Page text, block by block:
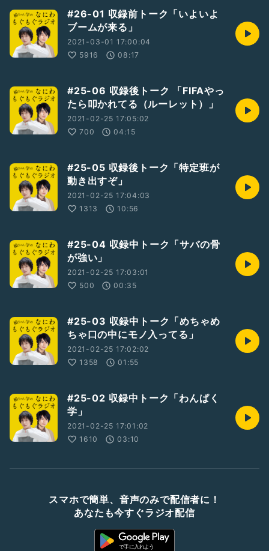
#26-01 収録前トーク「いよいよ
ブームが来る」
2021-03-01 17:00:04
5916
08:17
#25-06 収録後トーク 「FIFAやっ
たら叩かれてる（ルーレット）」
2021-02-25 17:05:02
700
04:15
#25-05 収録後トーク「特定班が
動き出すぞ」
2021-02-25 17:04:03
1313
10:56
#25-04 収録中トーク「サバの骨
が強い」
2021-02-25 17:03:01
500
00:35
#25-03 収録中トーク「めちゃめ
ちゃ口の中にモノ入ってる」
2021-02-25 17:02:02
1358
01:55
#25-02 収録中トーク「わんぱく
学」
2021-02-25 17:01:02
1610
03:10
スマホで簡単、音声のみで配信者に！
あなたも今すぐラジオ配信